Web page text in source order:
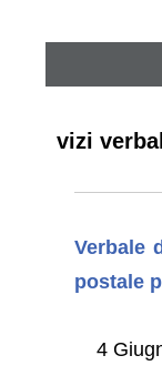
vizi
Verbale
postale
4